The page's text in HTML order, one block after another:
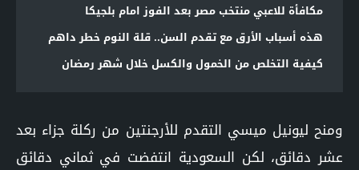
مكافأة للاعبي منتخب مصر بعد الفوز امام بلجيكا
هذه أسباب الأرق مع تقدم السن.. قلة النوم خطر داهم
كيفية التخلص من الخمول والكسل خلال شهر رمضان
ومنح ليونيل ميسي التقدم للأرجنتين من ركلة جزاء بعد
عشر دقائق، لكن السعودية انتفضت في ثماني دقائق